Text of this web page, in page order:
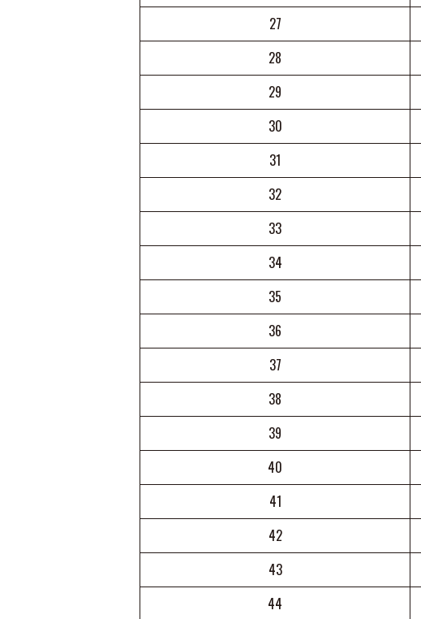
27
28
29
30
31
32
33
34
35
36
37
38
39
40
41
42
43
44